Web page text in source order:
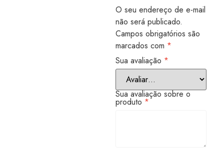
O seu endereço de e-mail
não será publicado.
Campos obrigatórios são
marcados com *
Sua avaliação *
Sua avaliação sobre o
produto *